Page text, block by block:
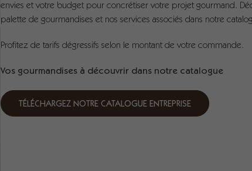
envies et votre budget pour concrétiser votre projet gourmand.
palette de gourmandises et nos services associés dans notre
Profitez de tarifs dégressifs selon le montant de votre commande.
Vos gourmandises à découvrir dans notre catalogue
TÉLÉCHARGEZ NOTRE CATALOGUE ENTREPRISE